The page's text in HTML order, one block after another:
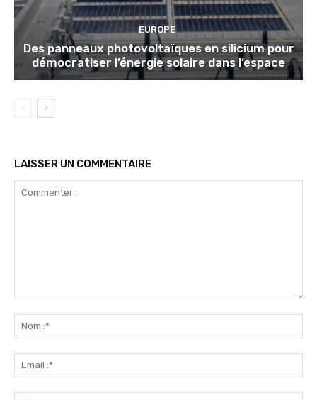
EUROPE
Des panneaux photovoltaïques en silicium pour
démocratiser l’énergie solaire dans l’espace
LAISSER UN COMMENTAIRE